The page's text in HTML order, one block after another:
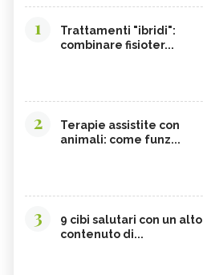
1
Trattamenti "ibridi":
combinare fisioter...
2
Terapie assistite con
animali: come funz...
3
9 cibi salutari con un alto
contenuto di...